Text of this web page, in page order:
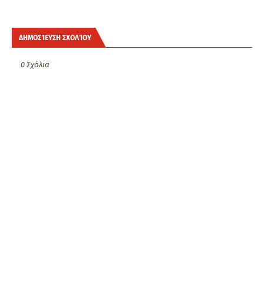
ΔΗΜΟΣΊΕΥΣΗ ΣΧΟΛΊΟΥ
0 Σχόλια